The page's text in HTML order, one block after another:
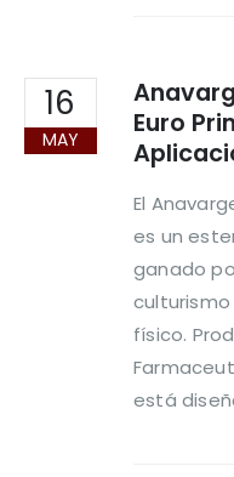
16
MAY
Euro
El
es un
ganado
físico.
está